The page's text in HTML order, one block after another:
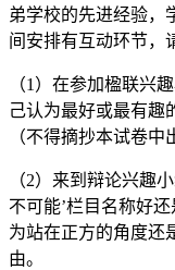
弟学校的先进经验，
间安排有互动环节，
（1）在参加楹联兴
己认为最好或最有趣
（不得摘抄本试卷中
（2）来到辩论兴趣
不可能’栏目名称好
为站在正方的角度还
由。